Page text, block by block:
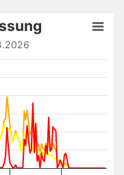
Data ranges
[W/m